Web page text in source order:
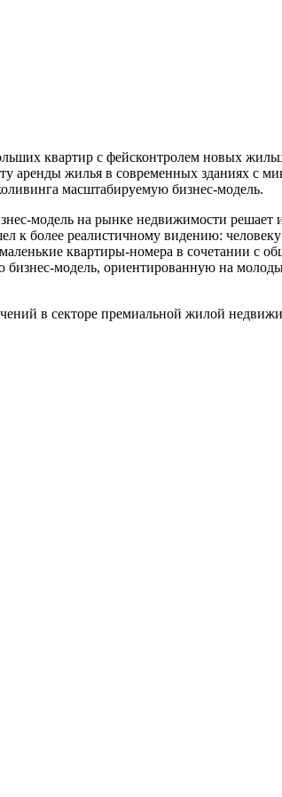
квартир с фейсконтролем новых
жилья в современных зданиях с
масштабируемую бизнес-модель.
модель на рынке недвижимости решает
более реалистичному видению:
квартиры-номера в сочетании с
модель, ориентированную на
в секторе премиальной жилой